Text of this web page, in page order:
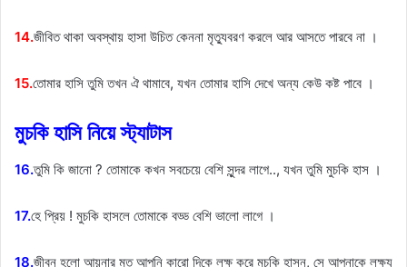
14.জীবিত থাকা অবস্থায় হাসা উচিত কেননা মৃত্যুবরণ করলে আর আসতে পারবে না ।
15.তোমার হাসি তুমি তখন ঐ থামাবে, যখন তোমার হাসি দেখে অন্য কেউ কষ্ট পাবে ।
মুচকি হাসি নিয়ে স্ট্যাটাস
16.তুমি কি জানো ? তোমাকে কখন সবচেয়ে বেশি সুন্দর লাগে.., যখন তুমি মুচকি হাস ।
17.হে প্রিয় ! মুচকি হাসলে তোমাকে বড্ড বেশি ভালো লাগে ।
18.জীবন হলো আয়নার মত আপনি কারো দিকে লক্ষ করে মুচকি হাসুন, সে আপনাকে লক্ষ্য